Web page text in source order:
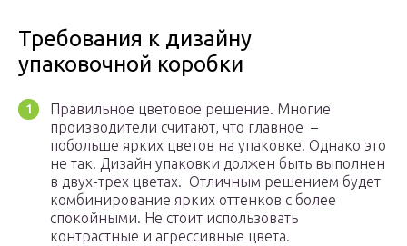
Требования к дизайну
упаковочной коробки
Правильное цветовое решение. Многие
производители считают, что главное –
побольше ярких цветов на упаковке. Однако это
не так. Дизайн упаковки должен быть выполнен
в двух-трех цветах. Отличным решением будет
комбинирование ярких оттенков с более
спокойными. Не стоит использовать
контрастные и агрессивные цвета.